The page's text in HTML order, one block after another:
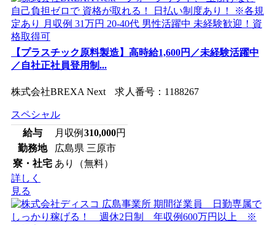
【プラスチック原料製造】高時給1,600円／未経験活躍中
／自社正社員登用制...
株式会社BREXA Next 求人番号：1188267
スペシャル
給与
月収例 310,000円
勤務地
広島県 三原市
寮・社宅 あり（無料）
詳しく
見る